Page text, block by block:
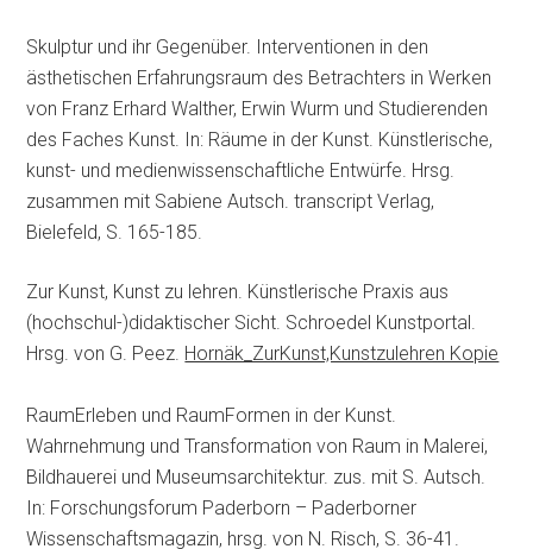
Skulptur und ihr Gegenüber. Interventionen in den
ästhetischen Erfahrungsraum des Betrachters in Werken
von Franz Erhard Walther, Erwin Wurm und Studierenden
des Faches Kunst. In: Räume in der Kunst. Künstlerische,
kunst- und medienwissenschaftliche Entwürfe. Hrsg.
zusammen mit Sabiene Autsch. transcript Verlag,
Bielefeld, S. 165-185.
Zur Kunst, Kunst zu lehren. Künstlerische Praxis aus
(hochschul-)didaktischer Sicht. Schroedel Kunstportal.
Hrsg. von G. Peez. Hornäk_ZurKunst,Kunstzulehren Kopie
RaumErleben und RaumFormen in der Kunst.
Wahrnehmung und Transformation von Raum in Malerei,
Bildhauerei und Museumsarchitektur. zus. mit S. Autsch.
In: Forschungsforum Paderborn – Paderborner
Wissenschaftsmagazin, hrsg. von N. Risch, S. 36-41.